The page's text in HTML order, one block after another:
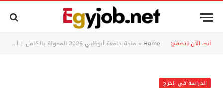
أنت الآن تتصفح: Home
» منحة جامعة أبوظبي 2026 الممولة بالكامل | الدراسة في الإمارات للطلاب الدوليين
الدراسة في الخرج